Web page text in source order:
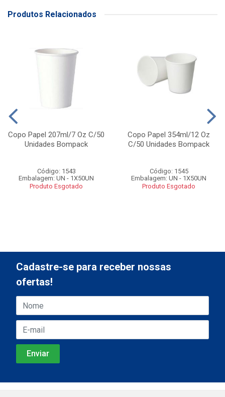
Produtos Relacionados
Copo Papel 207ml/7 Oz C/50
Unidades Bompack
Código: 1543
Embalagem: UN - 1X50UN
Produto Esgotado
Copo Papel 354ml/12 Oz
C/50 Unidades Bompack
Código: 1545
Embalagem: UN - 1X50UN
Produto Esgotado
Cadastre-se para receber nossas
ofertas!